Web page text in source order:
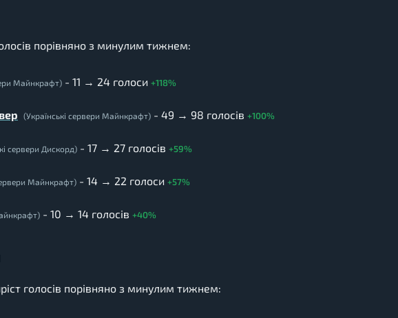
порівняно з минулим тижнем:
Майнкрафт) - 11 → 24 голоси +118%
(Українські сервери Майнкрафт) - 49 → 98 голосів +100%
сервери Дискорд) - 17 → 27 голосів +59%
Майнкрафт) - 14 → 22 голоси +57%
- 10 → 14 голосів +40%
голосів порівняно з минулим тижнем: